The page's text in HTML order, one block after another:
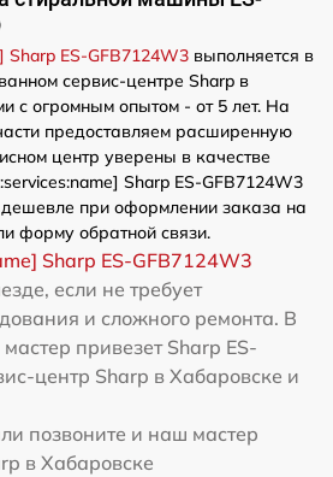
Sharp ES-GFB7124W3 выполняется в
сервис-центре Sharp в
с огромным опытом - от 5 лет. На
предоставляем расширенную
центр уверены в качестве
Sharp ES-GFB7124W3
дешевле при оформлении заказа на
форму обратной связи.
Sharp ES-GFB7124W3
если не требует
и сложного ремонта. В
привезет Sharp ES-
центр Sharp в Хабаровске и
позвоните и наш мастер
в Хабаровске